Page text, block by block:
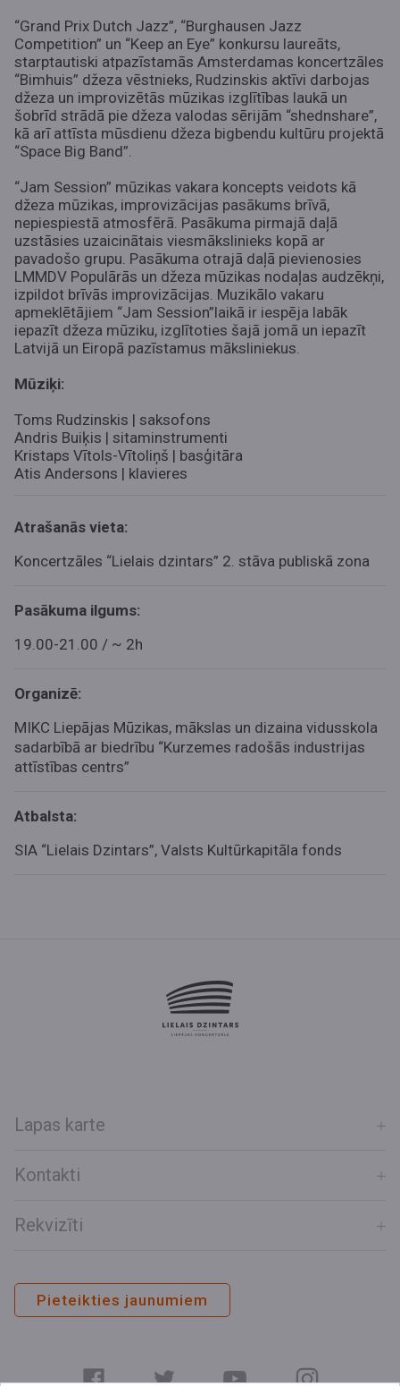
“Grand Prix Dutch Jazz”, “Burghausen Jazz
Competition” un “Keep an Eye” konkursu laureāts,
starptautiski atpazīstamās Amsterdamas koncertzāles
“Bimhuis” džeza vēstnieks, Rudzinskis aktīvi darbojas
džeza un improvizētās mūzikas izglītības laukā un
šobrīd strādā pie džeza valodas sērijām “shednshare”,
kā arī attīsta mūsdienu džeza bigbendu kultūru projektā
“Space Big Band”.
“Jam Session” mūzikas vakara koncepts veidots kā
džeza mūzikas, improvizācijas pasākums brīvā,
nepiespiestā atmosfērā. Pasākuma pirmajā daļā
uzstāsies uzaicinātais viesmākslinieks kopā ar
pavadošo grupu. Pasākuma otrajā daļā pievienosies
LMMDV Populārās un džeza mūzikas nodaļas audzēkņi,
izpildot brīvās improvizācijas. Muzikālo vakaru
apmeklētājiem “Jam Session”laikā ir iespēja labāk
iepazīt džeza mūziku, izglītoties šajā jomā un iepazīt
Latvijā un Eiropā pazīstamus māksliniekus.
Mūziķi:
Toms Rudzinskis | saksofons
Andris Buiķis | sitaminstrumenti
Kristaps Vītols-Vītoliņš | basģitāra
Atis Andersons | klavieres
Atrašanās vieta:
Koncertzāles “Lielais dzintars” 2. stāva publiskā zona
Pasākuma ilgums:
19.00-21.00 / ~ 2h
Organizē:
MIKC Liepājas Mūzikas, mākslas un dizaina vidusskola
sadarbībā ar biedrību “Kurzemes radošās industrijas
attīstības centrs”
Atbalsta:
SIA “Lielais Dzintars”, Valsts Kultūrkapitāla fonds
Lapas karte
Kontakti
Rekvizīti
Pieteikties jaunumiem